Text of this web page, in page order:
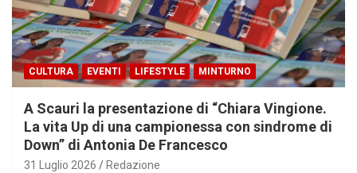
CULTURA EVENTI LIFESTYLE MINTURNO
A Scauri la presentazione di “Chiara Vingione.
La vita Up di una campionessa con sindrome di
Down” di Antonia De Francesco
31 Luglio 2026 Redazione